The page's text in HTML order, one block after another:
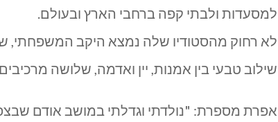
למסעדות ולבתי קפה ברחבי הארץ ובעולם.
לא רחוק מהסטודיו שלה נמצא היקב המשפחתי,
שילוב טבעי בין אמנות, יין ואדמה, שלושה
אפרת מספרת: "נולדתי וגדלתי במושב אודם